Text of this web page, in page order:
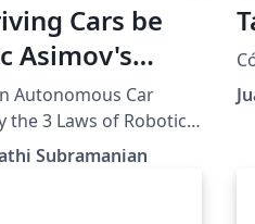
Cars be
Asimov's
Autonomous Car
the 3 Laws of Robotics
This is the first
written so the
Subramanian